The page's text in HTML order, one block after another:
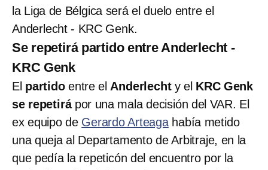
la Liga de Bélgica será el duelo entre el
Anderlecht - KRC Genk.
Se repetirá partido entre Anderlecht -
KRC Genk
El partidoentre el Anderlechty el KRC Genk
se repetirá por una mala decisión del VAR. El
ex equipo de Gerardo Arteagahabía metido
una queja al Departamento de Arbitraje, en la
que pedía la repeticón del encuentro por la